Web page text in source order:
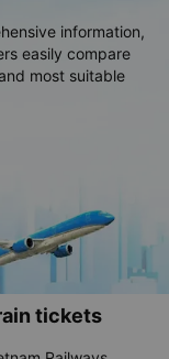
information,
easily compare
most suitable
tickets